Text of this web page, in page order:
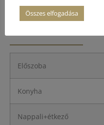
A lakás
Előszoba
Konyha
Nappali+étkező
Összes elfogadása